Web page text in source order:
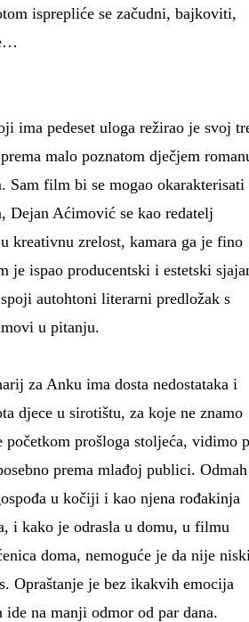
isprepliće se začudni, bajkoviti,
ima pedeset uloga režirao je svoj
malo poznatom dječjem
Sam film bi se mogao okarakterisati
Dejan Aćimović se kao redatelj
kreativnu zrelost, kamara ga je fino
ispao producentski i estetski
autohtoni literarni predložak s
u pitanju.
za Anku ima dosta nedostataka i
djece u sirotištu, za koje ne znamo
prošloga stoljeća, vidimo
prema mlađoj publici. Odmah
u kočiji i kao njena rođakinja
i kako je odrasla u domu, u filmu
doma, nemoguće je da nije
Opraštanje je bez ikakvih emocija
na manji odmor od par dana.